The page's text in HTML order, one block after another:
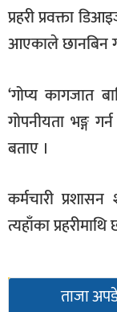
प्रहरी प्रवक्ता
आएकाले छानबिन
‘गोप्य कागजात
गोपनीयता भङ्ग
बताए ।
कर्मचारी
त्यहाँका
ताजा